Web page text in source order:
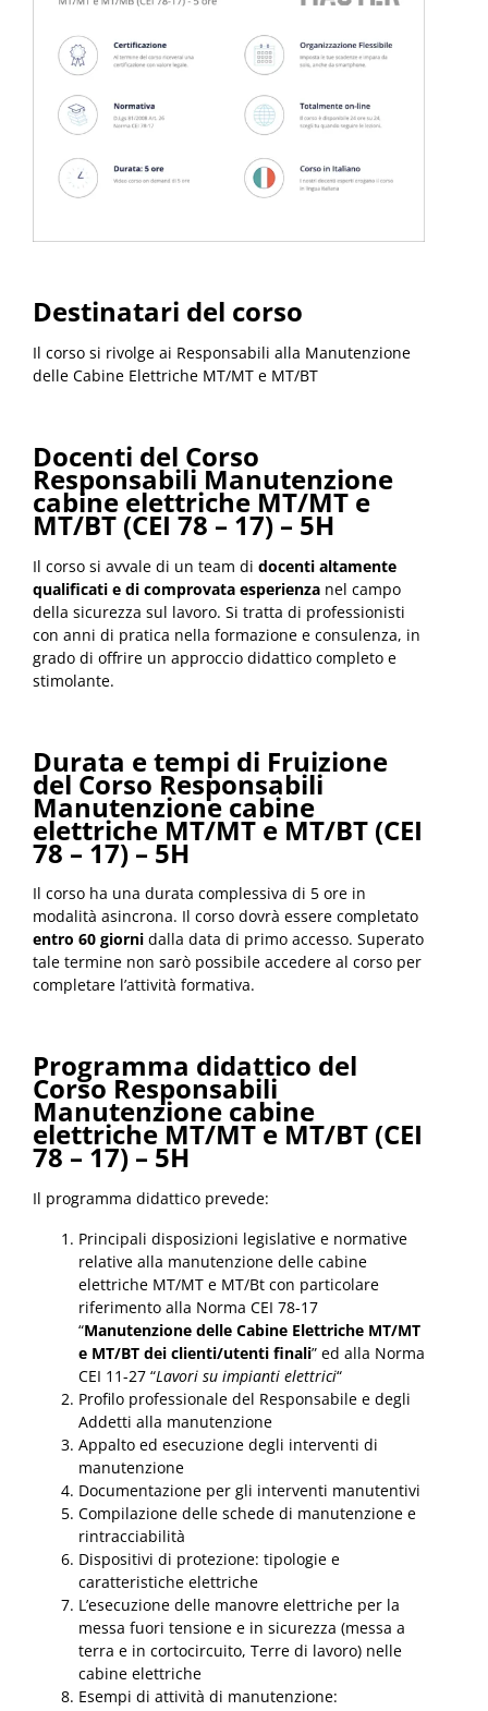
Destinatari del corso
Il corso si rivolge ai Responsabili alla Manutenzione
delle Cabine Elettriche MT/MT e MT/BT
Docenti del Corso
Responsabili Manutenzione
cabine elettriche MT/MT e
MT/BT (CEI 78 – 17) – 5H
Il corso si avvale di un team di docenti altamente
qualificati e di comprovata esperienza nel campo
della sicurezza sul lavoro. Si tratta di professionisti
con anni di pratica nella formazione e consulenza, in
grado di offrire un approccio didattico completo e
stimolante.
Durata e tempi di Fruizione
del Corso Responsabili
Manutenzione cabine
elettriche MT/MT e MT/BT (CEI
78 – 17) – 5H
Il corso ha una durata complessiva di 5 ore in
modalità asincrona. Il corso dovrà essere completato
entro 60 giorni dalla data di primo accesso. Superato
tale termine non sarò possibile accedere al corso per
completare l’attività formativa.
Programma didattico del
Corso Responsabili
Manutenzione cabine
elettriche MT/MT e MT/BT (CEI
78 – 17) – 5H
Il programma didattico prevede:
Principali disposizioni legislative e normative
relative alla manutenzione delle cabine
elettriche MT/MT e MT/Bt con particolare
riferimento alla Norma CEI 78-17
“Manutenzione delle Cabine Elettriche MT/MT
e MT/BT dei clienti/utenti finali” ed alla Norma
CEI 11-27 “Lavori su impianti elettrici“
Profilo professionale del Responsabile e degli
Addetti alla manutenzione
Appalto ed esecuzione degli interventi di
manutenzione
Documentazione per gli interventi manutentivi
Compilazione delle schede di manutenzione e
rintracciabilità
Dispositivi di protezione: tipologie e
caratteristiche elettriche
L’esecuzione delle manovre elettriche per la
messa fuori tensione e in sicurezza (messa a
terra e in cortocircuito, Terre di lavoro) nelle
cabine elettriche
Esempi di attività di manutenzione: